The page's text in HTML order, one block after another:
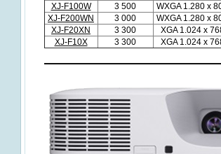
XJ-F100W
3 500 WXGA 1.280 x
XJ-F200WN
3 000 WXGA 1.280 x
XJ-F20XN
3 300 XGA 1.024 x
XJ-F10X
3 300 XGA 1.024 x